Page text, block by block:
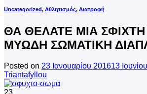
Uncategorized, Αθλητισμός, Διατροφή
ΘΑ ΘΕΛΑΤΕ ΜΙΑ ΣΦΙΧΤΗ
ΜΥΩΔΗ ΣΩΜΑΤΙΚΗ
Posted on 23 Ιανουαρίου 201613
Triantafyllou
23